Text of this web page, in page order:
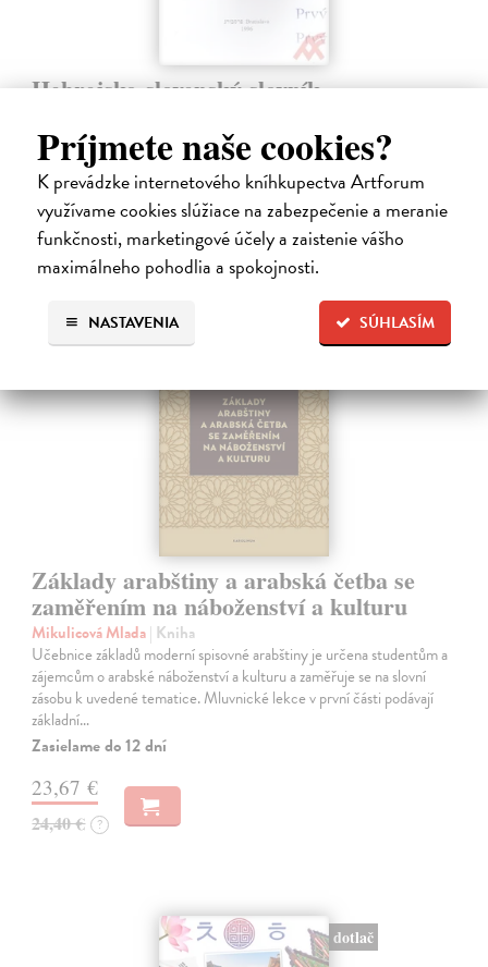
Príjmete naše cookies?
K prevádzke internetového kníhkupectva Artforum
využívame cookies slúžiace na zabezpečenie a meranie
funkčnosti, marketingové účely a zaistenie vášho
maximálneho pohodlia a spokojnosti.
SÚHLASÍM
NASTAVENIA
Hebrejsko-slovenský slovník
Hebrejsko - slovenský slovník, vydanie z roku 1996.
Na sklade ?
30,94 €
31,90 € ?
Základy arabštiny a arabská četba se
zaměřením na náboženství a kulturu
Mikulicová Mlada| Kniha
Učebnice základů moderní spisovné arabštiny je určena studentům a
zájemcům o arabské náboženství a kulturu a zaměřuje se na slovní
zásobu k uvedené tematice. Mluvnické lekce v první části podávají
základní…
Zasielame do 12 dní
23,67 €
24,40 € ?
dotlač